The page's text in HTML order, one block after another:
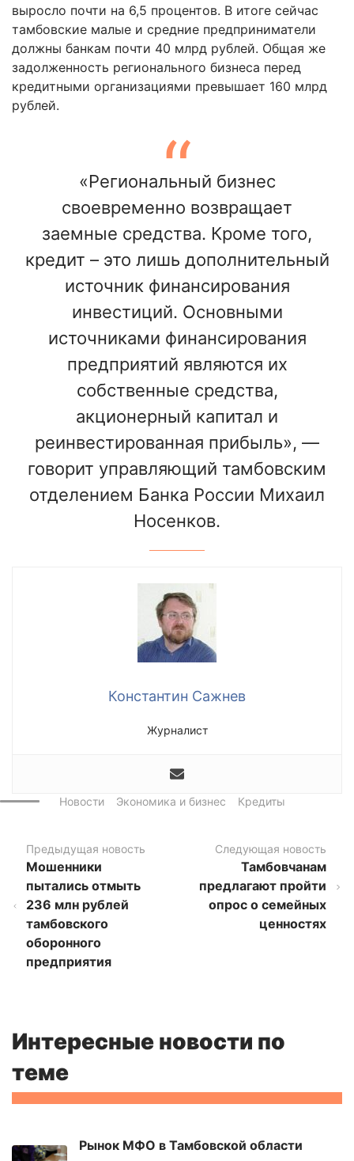
выросло почти на 6,5 процентов. В итоге сейчас
тамбовские малые и средние предприниматели
должны банкам почти 40 млрд рублей. Общая же
задолженность регионального бизнеса перед
кредитными организациями превышает 160 млрд
рублей.
«Региональный бизнес
своевременно возвращает
заемные средства. Кроме того,
кредит – это лишь дополнительный
источник финансирования
инвестиций. Основными
источниками финансирования
предприятий являются их
собственные средства,
акционерный капитал и
реинвестированная прибыль», —
говорит управляющий тамбовским
отделением Банка России Михаил
Носенков.
Константин Сажнев
Журналист
Новости Экономика и бизнес Кредиты
Предыдущая новость
Мошенники
пытались отмыть
236 млн рублей
тамбовского
оборонного
предприятия
Следующая новость
Тамбовчанам
предлагают пройти
опрос о семейных
ценностях
Интересные новости по
теме
Рынок МФО в Тамбовской области